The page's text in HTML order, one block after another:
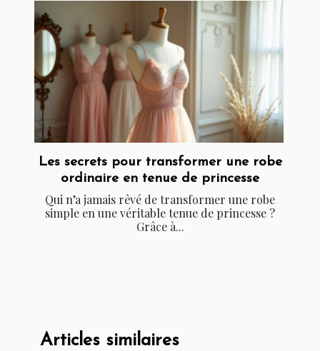
Les secrets pour transformer une robe
ordinaire en tenue de princesse
Qui n’a jamais rêvé de transformer une robe
simple en une véritable tenue de princesse ?
Grâce à...
Articles similaires